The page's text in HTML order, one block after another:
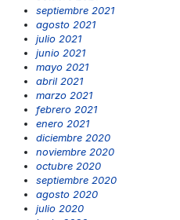
septiembre 2021
agosto 2021
julio 2021
junio 2021
mayo 2021
abril 2021
marzo 2021
febrero 2021
enero 2021
diciembre 2020
noviembre 2020
octubre 2020
septiembre 2020
agosto 2020
julio 2020